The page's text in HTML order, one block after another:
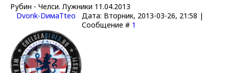
Рубин - Челси. Лужники 11.04.2013
Dvorik-DимаTteo
Дата: Вторник, 2013-03-26, 21:58 |
Сообщение # 1